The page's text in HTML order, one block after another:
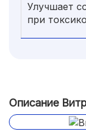
Улучшает
при
Описание